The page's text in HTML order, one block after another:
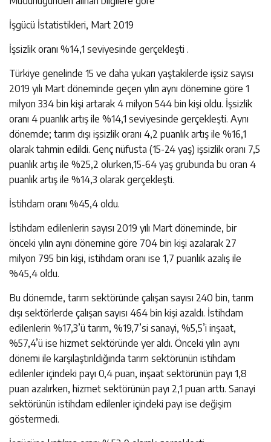
İşgücü İstatistikleri, Mart 2019
İşsizlik oranı %14,1 seviyesinde gerçekleşti .
Türkiye genelinde 15 ve daha yukarı yaştakilerde işsiz sayısı
2019 yılı Mart döneminde geçen yılın aynı dönemine göre 1
milyon 334 bin kişi artarak 4 milyon 544 bin kişi oldu. İşsizlik
oranı 4 puanlık artış ile %14,1 seviyesinde gerçekleşti. Aynı
dönemde; tarım dışı işsizlik oranı 4,2 puanlık artış ile %16,1
olarak tahmin edildi. Genç nüfusta (15-24 yaş) işsizlik oranı 7,5
puanlık artış ile %25,2 olurken,15-64 yaş grubunda bu oran 4
puanlık artış ile %14,3 olarak gerçekleşti.
İstihdam oranı %45,4 oldu.
İstihdam edilenlerin sayısı 2019 yılı Mart döneminde, bir
önceki yılın aynı dönemine göre 704 bin kişi azalarak 27
milyon 795 bin kişi, istihdam oranı ise 1,7 puanlık azalış ile
%45,4 oldu.
Bu dönemde, tarım sektöründe çalışan sayısı 240 bin, tarım
dışı sektörlerde çalışan sayısı 464 bin kişi azaldı. İstihdam
edilenlerin %17,3’ü tarım, %19,7’si sanayi, %5,5’i inşaat,
%57,4’ü ise hizmet sektöründe yer aldı. Önceki yılın aynı
dönemi ile karşılaştırıldığında tarım sektörünün istihdam
edilenler içindeki payı 0,4 puan, inşaat sektörünün payı 1,8
puan azalırken, hizmet sektörünün payı 2,1 puan arttı. Sanayi
sektörünün istihdam edilenler içindeki payı ise değişim
göstermedi.